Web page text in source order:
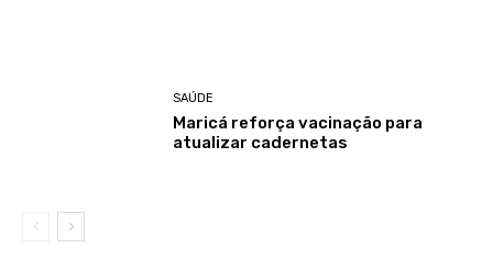
SAÚDE
Maricá reforça vacinação para
atualizar cadernetas